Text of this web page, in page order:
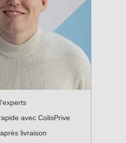
avec ColisPrive
livraison